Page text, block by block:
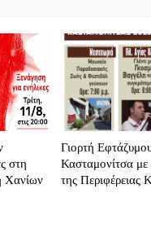
στη
Χανίων
Γιορτή
Κασταμονίτσα με
της Περιφέρειας